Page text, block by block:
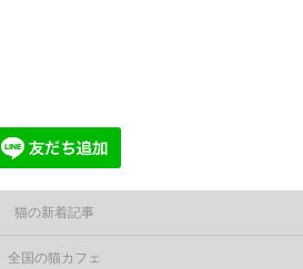
猫の新着記事
全国の猫カフェ